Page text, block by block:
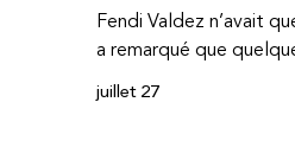
Fendi Valdez n’avait
a remarqué que
hématome était
juillet 27